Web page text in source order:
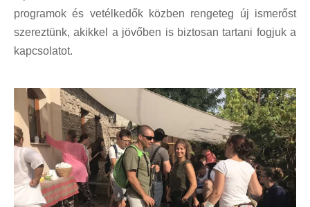
programok és vetélkedők közben rengeteg új ismerőst
szereztünk, akikkel a jövőben is biztosan tartani fogjuk a
kapcsolatot.